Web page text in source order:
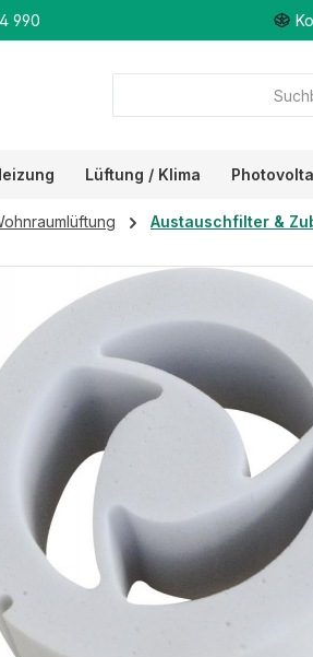
990
Lüftung / Klima
Austauschfilter &